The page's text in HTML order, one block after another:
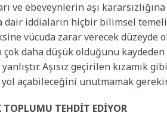
ve ebeveynlerin aşı
dair iddiaların hiçbir bilimsel temeli
vücuda zarar verecek düzeyde
daha düşük olduğunu kaydeden
Aşısız geçirilen kızamık
açabileceğini unutmamak
TEHDİT EDİYOR